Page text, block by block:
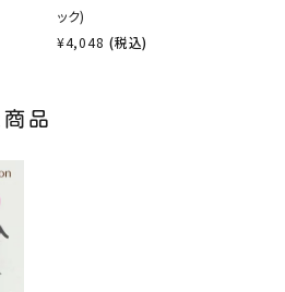
ック)
¥4,048 (税込)
品